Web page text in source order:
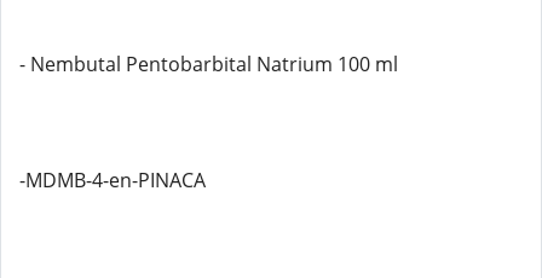
- Nembutal Pentobarbital Natrium 100 ml
-MDMB-4-en-PINACA